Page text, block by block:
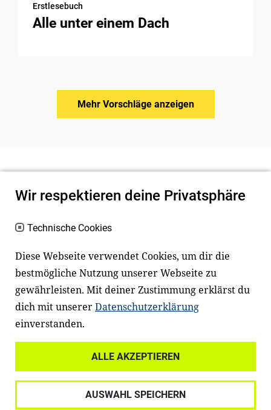
Erstlesebuch
Alle unter einem Dach
Mehr Vorschläge anzeigen
Newsletter
Facebook LinkedIn
Datenschutz
Wir respektieren deine Privatsphäre
Technische Cookies
Diese Webseite verwendet Cookies, um dir die
bestmögliche Nutzung unserer Webseite zu
gewährleisten. Mit deiner Zustimmung erklärst du
dich mit unsererDatenschutzerklärung
einverstanden.
ALLE AKZEPTIEREN
AUSWAHL SPEICHERN